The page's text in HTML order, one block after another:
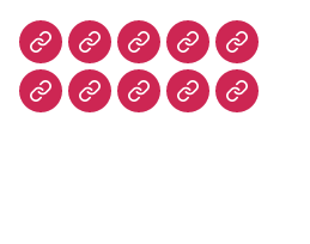
חנות בשר טבעוניסלטים
עוגיותעוף צמחונידגים